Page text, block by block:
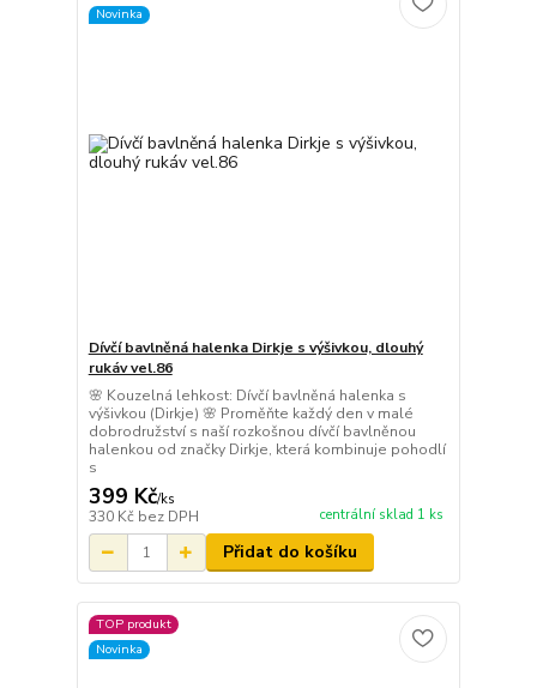
Novinka
Dívčí bavlněná halenka Dirkje s výšivkou, dlouhý
rukáv vel.86
🌸 Kouzelná lehkost: Dívčí bavlněná halenka s
výšivkou (Dirkje) 🌸 Proměňte každý den v malé
dobrodružství s naší rozkošnou dívčí bavlněnou
halenkou od značky Dirkje, která kombinuje pohodlí
s
399 Kč/ks
330 Kč bez DPH centrální sklad 1 ks
Přidat do košíku
TOP produkt
Novinka